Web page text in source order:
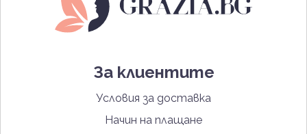
За клиентите
Условия за доставка
Начин на плащане